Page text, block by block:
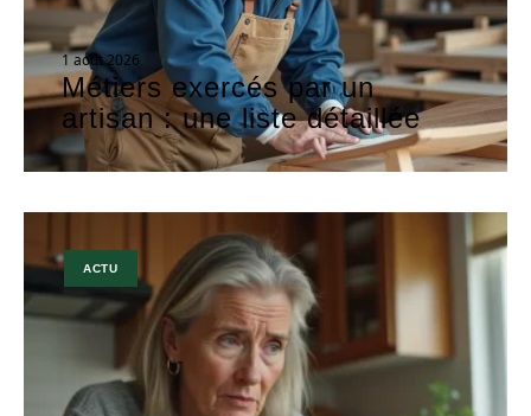
1 août 2026
Métiers exercés par un
artisan : une liste détaillée
ACTU